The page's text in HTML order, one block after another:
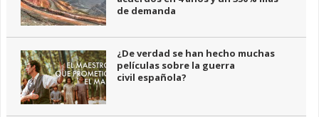
de demanda
¿De verdad se han hecho muchas
películas sobre la guerra
civil española?